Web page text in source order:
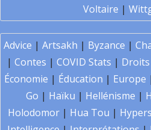
Voltaire |
Advice | Artsakh | Byzance |
| Contes | COVID Stats |
Économie | Éducation | Europe |
Go | Haïku | Hellénisme |
Holodomor | Hua Tou |